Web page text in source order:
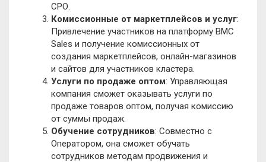
СРО.
Комиссионные от маркетплейсов и услуг:
Привлечение участников на платформу BMC
Sales и получение комиссионных от
создания маркетплейсов, онлайн-магазинов
и сайтов для участников кластера.
Услуги по продаже оптом: Управляющая
компания сможет оказывать услуги по
продаже товаров оптом, получая комиссию
от суммы продаж.
Обучение сотрудников: Совместно с
Оператором, она сможет обучать
сотрудников методам продвижения и